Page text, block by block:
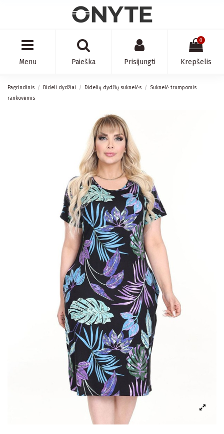
Menu Paieška Prisijungti
0
Krepšelis
Pagrindinis Dideli dydžiai Didelių dydžių suknelės
Suknelė trumpomis
rankovėmis